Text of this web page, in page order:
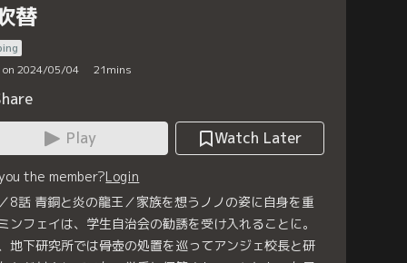
替
on 2024/05/04
21mins
Play
Watch Later
the member?Login
8話 青銅と炎の龍王／家族を想うノノの姿に自身を重
ンフェイは、学生自治会の勧誘を受け入れることに。
地下研究所では骨壺の処置を巡ってアンジェ校長と研